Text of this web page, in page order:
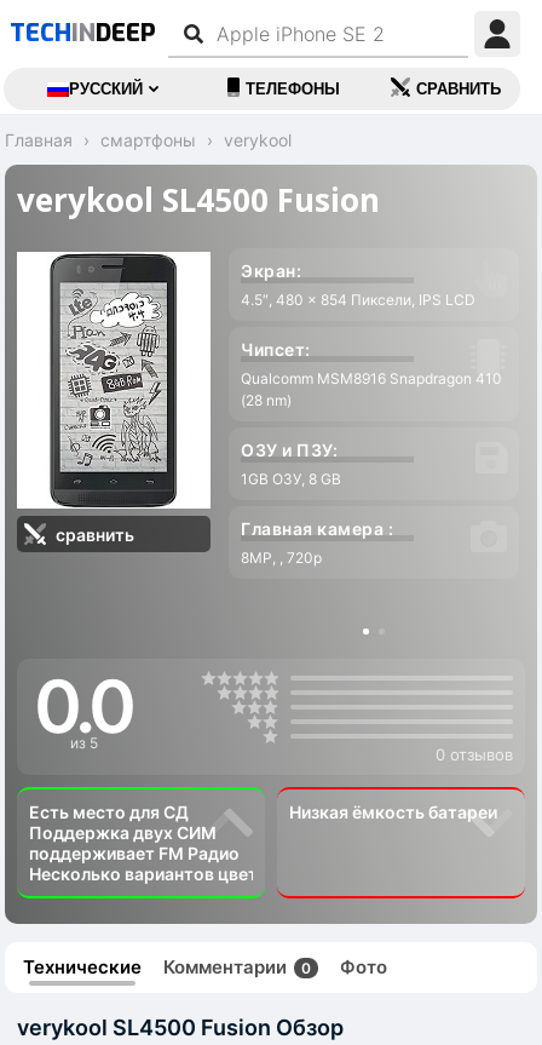
TECHINDEEP
РУССКИЙ ТЕЛЕФОНЫ СРАВНИТЬ
Главная смартфоны verykool
verykool SL4500 Fusion
сравнить
Экран:
4.5″, 480 x 854 Пиксели, IPS LCD
Чипсет:
Qualcomm MSM8916 Snapdragon 410
(28 nm)
ОЗУ и ПЗУ:
1GB ОЗУ, 8 GB
Главная камера :
8MP, , 720p
0.0
из 5
0 отзывов
Есть место для СД
Поддержка двух СИМ
поддерживает FM Радио
Несколько вариантов цвета
Низкая ёмкость батареи
Технические Комментарии 0 Фото
verykool SL4500 Fusion Обзор